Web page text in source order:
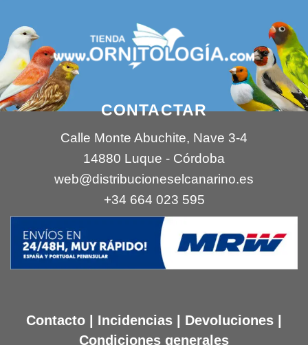
CONTACTAR
Calle Monte Abuchite, Nave 3-4
14880 Luque - Córdoba
web@distribucioneselcanarino.es
+34 664 023 595
Contacto Incidencias Devoluciones
Condiciones generales